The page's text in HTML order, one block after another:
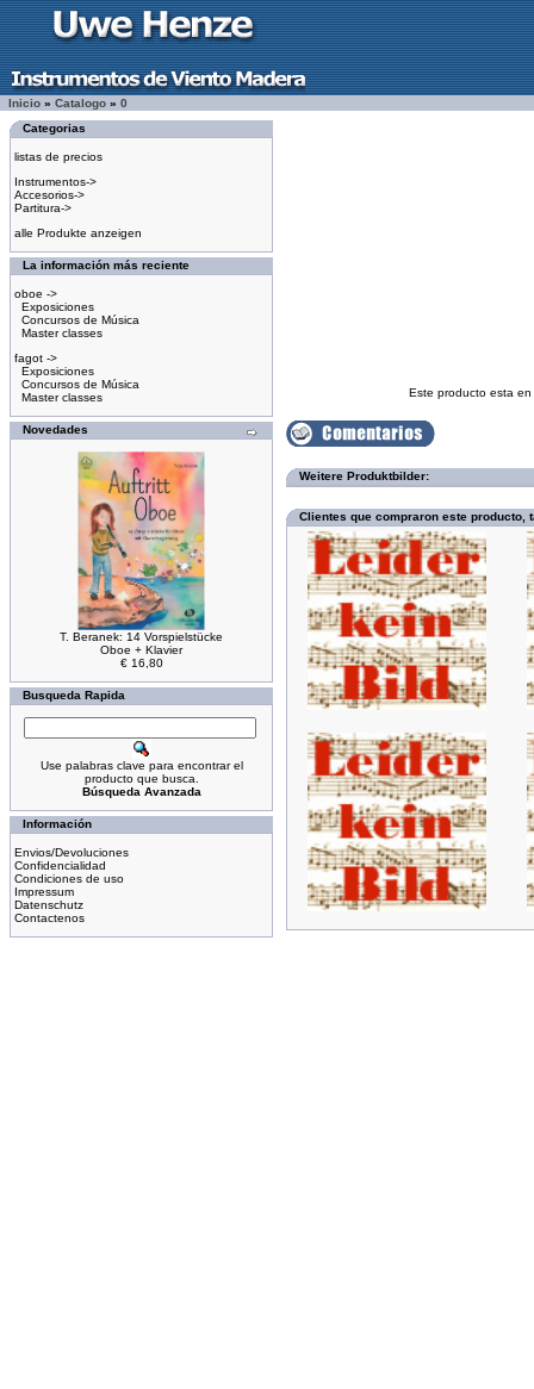
Inicio » Catalogo » 0
Categorias
listas de precios
Instrumentos->
Accesorios->
Partitura->
alle Produkte anzeigen
La información más reciente
oboe ->
Exposiciones
Concursos de Música
Master classes
fagot ->
Exposiciones
Concursos de Música
Master classes
Novedades
T. Beranek: 14 Vorspielstücke
Oboe + Klavier
€ 16,80
Busqueda Rapida
Use palabras clave para encontrar el
producto que busca.
Búsqueda Avanzada
Información
Envios/Devoluciones
Confidencialidad
Condiciones de uso
Impressum
Datenschutz
Contactenos
Este producto esta
Weitere Produktbilder:
Clientes que compraron este producto,